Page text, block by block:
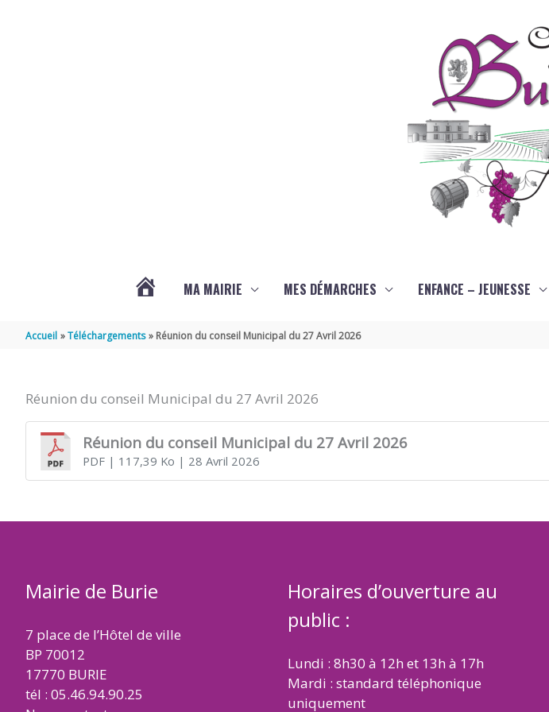
MA MAIRIE MES DÉMARCHES ENFANCE – JEUNESSE
Accueil Téléchargements Réunion du conseil Municipal du 27 Avril 2026
Réunion du conseil Municipal du 27 Avril 2026
Réunion du conseil Municipal du 27 Avril 2026
PDF| 117,39 Ko | 28 Avril 2026
Mairie de Burie
7 place de l’Hôtel de ville
BP 70012
17770 BURIE
tél : 05.46.94.90.25
Horaires d’ouverture au
public :
Lundi : 8h30 à 12h et 13h à 17h
Mardi : standard téléphonique
uniquement